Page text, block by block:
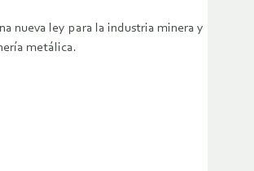
nueva ley para la industria minera y
metálica.